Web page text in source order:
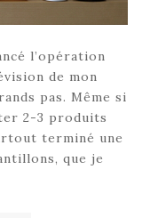
l’opération
de mon
pas. Même si
2-3 produits
terminé une
que je